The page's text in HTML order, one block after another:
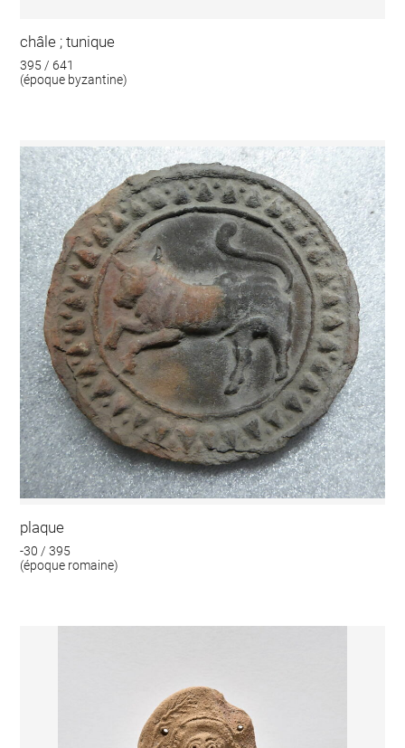
châle ; tunique
395 / 641
(époque byzantine)
plaque
-30 / 395
(époque romaine)